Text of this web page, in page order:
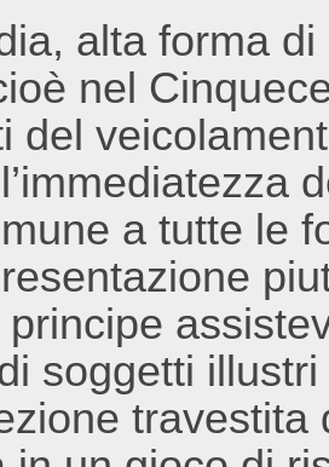
alta forma
nel
del
a tutte le
soggetti